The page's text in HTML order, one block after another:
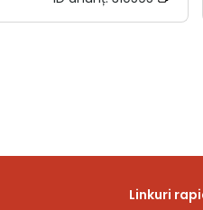
Linkuri